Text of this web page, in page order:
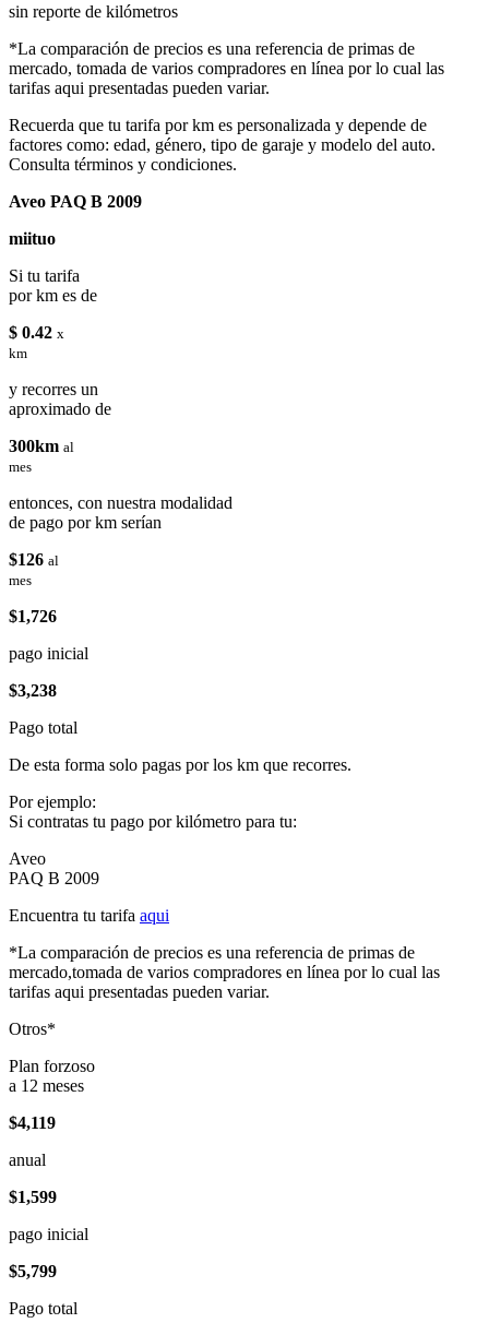
sin reporte de kilómetros
*La comparación de precios es una referencia de primas de
mercado, tomada de varios compradores en línea por lo cual las
tarifas aqui presentadas pueden variar.
Recuerda que tu tarifa por km es personalizada y depende de
factores como: edad, género, tipo de garaje y modelo del auto.
Consulta términos y condiciones.
Aveo PAQ B 2009
miituo
Si tu tarifa
por km es de
$ 0.42 x
km
y recorres un
aproximado de
300km al
mes
entonces, con nuestra modalidad
de pago por km serían
$126 al
mes
$1,726
pago inicial
$3,238
Pago total
De esta forma solo pagas por los km que recorres.
Por ejemplo:
Si contratas tu pago por kilómetro para tu:
Aveo
PAQ B 2009
Encuentra tu tarifa aqui
*La comparación de precios es una referencia de primas de
mercado,tomada de varios compradores en línea por lo cual las
tarifas aqui presentadas pueden variar.
Otros*
Plan forzoso
a 12 meses
$4,119
anual
$1,599
pago inicial
$5,799
Pago total